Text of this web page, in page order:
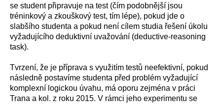
se student připravuje na test (čím podobnější jsou
tréninkový a zkouškový test, tím lépe), pokud jde o
slabšího studenta a pokud není cílem studia řešení úkolu
vyžadujícího deduktivní uvažování (deductive-reasoning
task).
Tvrzení, že je příprava s využitím testů neefektivní, pokud
následně postavíme studenta před problém vyžadující
komplexní logickou úvahu, má oporu zejména v práci
Trana a kol. z roku 2015. V rámci jeho experimentu se